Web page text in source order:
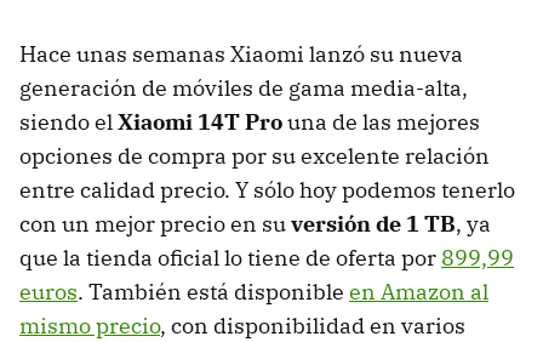
Hace unas semanas Xiaomi lanzó su nueva
generación de móviles de gama media-alta,
siendo elXiaomi 14T Prouna de las mejores
opciones de compra por su excelente relación
entre calidad precio. Y sólo hoy podemos tenerlo
con un mejor precio en suversión de 1 TB, ya
que la tienda oficial lo tiene de oferta por 899,99
euros. También está disponible en Amazon al
mismo precio, con disponibilidad en varios